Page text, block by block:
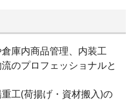
庫内商品管理、内装工
のプロフェッショナルと
工(荷揚げ・資材搬入)の